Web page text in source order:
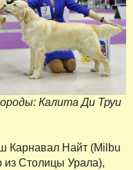
Калита Ди Труи
Карнавал Найт (Milbu
из Столицы Урала),